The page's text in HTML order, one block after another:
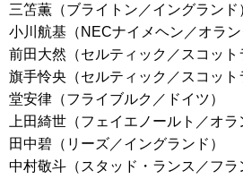
三笘薫（ブライトン／イングランド
小川航基（NECナイメヘン／オラン
前田大然（セルティック／スコット
旗手怜央（セルティック／スコット
堂安律（フライブルク／ドイツ）
上田綺世（フェイエノールト／オラ
田中碧（リーズ／イングランド）
中村敬斗（スタッド・ランス／フラ